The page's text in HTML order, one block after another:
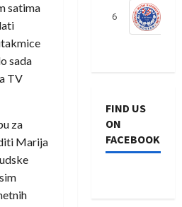
satima
sada
TV
za
Marija
6
FIND US
ON
FACEBOOK